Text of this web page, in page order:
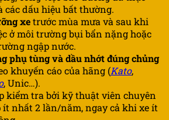
các dấu hiệu bất thường.
xetrước mùa mưa và sau khi
ở môi trường bụi bẩn nặng hoặc
ngập nước.
phụ tùng và dầu nhớt đúng chủng
khuyến cáo của hãng (Kato,
, Unic…).
kiểm tra bởi kỹ thuật viên chuyên
ít nhất 2 lần/năm, ngay cả khi xe ít